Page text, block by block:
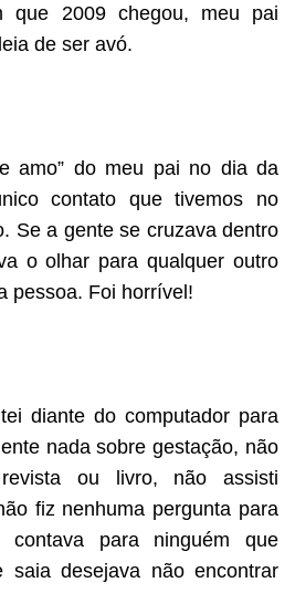
que 2009 chegou, meu pai
de ser avó.
amo” do meu pai no dia da
contato que tivemos no
Se a gente se cruzava dentro
o olhar para qualquer outro
pessoa. Foi horrível!
diante do computador para
nada sobre gestação, não
ou livro, não assisti
fiz nenhuma pergunta para
contava para ninguém que
saia desejava não encontrar